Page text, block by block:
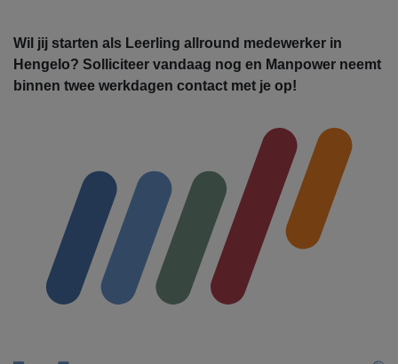
Wil jij starten als Leerling allround medewerker in
Hengelo? Solliciteer vandaag nog en Manpower neemt
binnen twee werkdagen contact met je op!